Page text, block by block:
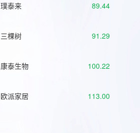
璞泰来 89.44
三棵树 91.29
康泰生物 100.22
欧派家居 113.00